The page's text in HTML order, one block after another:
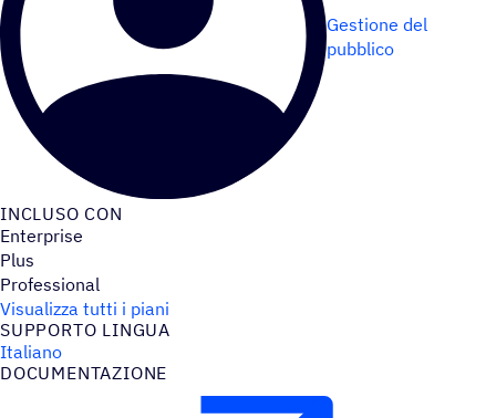
Gestione del
pubblico
INCLUSO CON
Enterprise
Plus
Professional
Visualizza tutti i piani
SUPPORTO LINGUA
Italiano
DOCU­MEN­TA­ZIONE